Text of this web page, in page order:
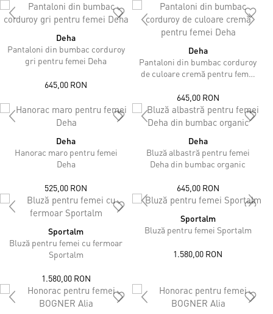
Deha
Pantaloni din bumbac corduroy
gri pentru femei Deha
645,00 RON
Deha
Pantaloni din bumbac corduroy
de culoare cremă pentru femei
645,00 RON
Deha
Hanorac maro pentru femei
Deha
525,00 RON
Deha
Bluză albastră pentru femei
Deha din bumbac organic
645,00 RON
Sportalm
Bluză pentru femei cu fermoar
Sportalm
1.580,00 RON
Sportalm
Bluză pentru femei Sportalm
1.580,00 RON